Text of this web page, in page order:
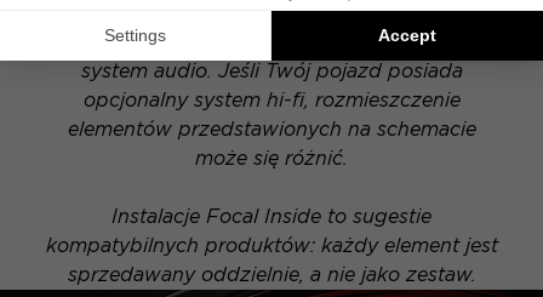
Schemat instalacji został opracowany na
podstawie pojazdu wyposażonego w fabryczny
system audio. Jeśli Twój pojazd posiada
opcjonalny system hi-fi, rozmieszczenie
elementów przedstawionych na schemacie
może się różnić.
Instalacje Focal Inside to sugestie
kompatybilnych produktów: każdy element jest
sprzedawany oddzielnie, a nie jako zestaw.